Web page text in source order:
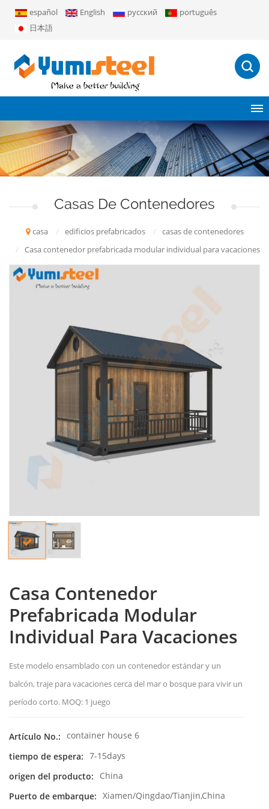
español English русский
português
日本語
Casas De Contenedores
casa / edificios prefabricados /
casas de contenedores
/
Casa contenedor prefabricada modular individual para vacaciones
Casa Contenedor
Prefabricada Modular
Individual Para Vacaciones
Este modelo ensamblado con un contenedor estándar y un
balcón, traje para vacaciones cerca del mar o bosque para vivir un
período corto. MOQ: 1 juego
Artículo No.: container house 6
tiempo de espera: 7-15days
origen del producto:
China
Puerto de embarque: Xiamen/Qingdao/Tianjin,China